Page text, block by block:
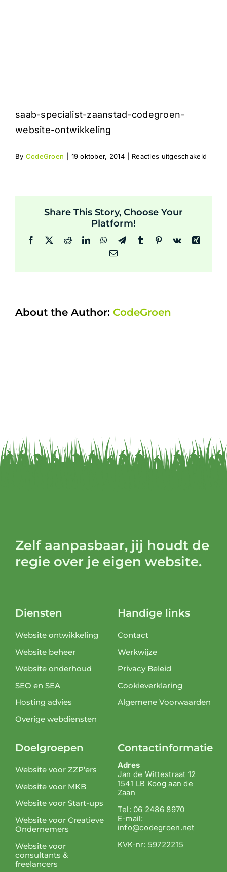
saab-specialist-zaanstad-codegroen-
website-ontwikkeling
By CodeGroen 19 oktober, 2014 Reacties uitgeschakeld
saab-
Share This Story, Choose Your
Platform!
Facebook RedditLinkedInWhatsApp
TelegramTumblr Pinterest
Vk
Xing
Email
About the Author: CodeGroen
Zelf aanpasbaar, jij houdt de
regie over je eigen website.
Diensten
Website ontwikkeling
Website beheer
Website onderhoud
SEO en SEA
Hosting advies
Overige webdiensten
Handige links
Contact
Werkwijze
Privacy Beleid
Cookieverklaring
Algemene Voorwaarden
Doelgroepen
Website voor ZZP’ers
Website voor MKB
Website voor Start-ups
Website voor Creatieve
Ondernemers
Website voor
consultants &
freelancers
Contactinformatie
Adres
Jan de Wittestraat 12
1541 LB Koog aan de
Zaan
Tel: 06 2486 8970
E-mail:
info@codegroen.net
KVK-nr: 59722215